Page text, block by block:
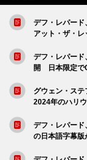
デフ・レパード
アット・ザ・
デフ・レパー
開 日本限定で
グウェン・ステ
2024年のハリ
デフ・レパー
の日本語字幕版